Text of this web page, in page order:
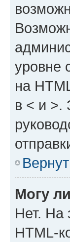
уровне
на
в < и >.
Могу
Нет. На
HTML-